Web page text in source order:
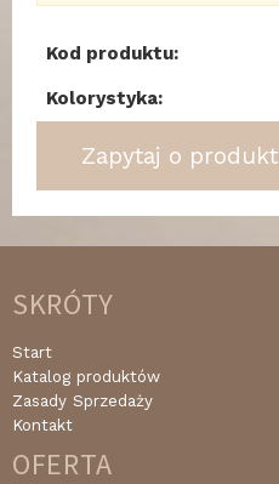
Kod produktu:
Kolorystyka:
Zapytaj o produkt
SKRÓTY
Start
Katalog produktów
Zasady Sprzedaży
Kontakt
OFERTA